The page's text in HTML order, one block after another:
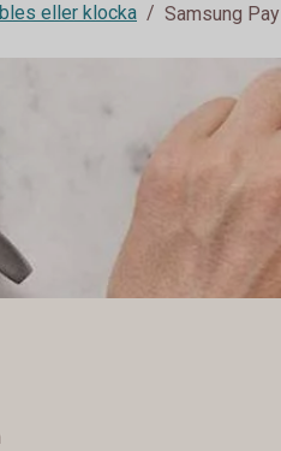
eller klocka Samsung Pay